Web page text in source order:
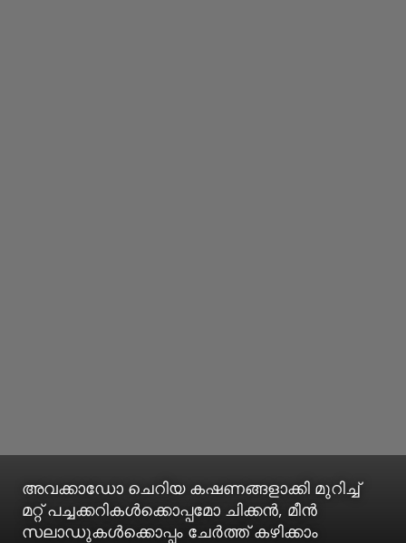
അവക്കാഡോ ചെറിയ കഷണങ്ങളാക്കി മുറിച്ച്
മറ്റ് പച്ചക്കറികള്‍ക്കൊപ്പമോ ചിക്കന്‍, മീന്‍
സലാഡുകള്‍ക്കൊപ്പം ചേര്‍ത്ത് കഴിക്കാം